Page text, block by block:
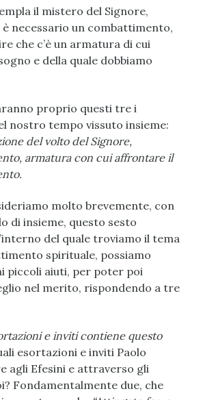
il mistero del Signore,
è necessario un combattimento,
che c’è un armatura di cui
e della quale dobbiamo
proprio questi tre i
nostro tempo vissuto insieme:
del volto del Signore,
armatura con cui affrontare il
molto brevemente, con
di insieme, questo sesto
del quale troviamo il tema
spirituale, possiamo
piccoli aiuti, per poter poi
nel merito, rispondendo a tre
e inviti contiene questo
esortazioni e inviti Paolo
agli Efesini e attraverso gli
Fondamentalmente due, che